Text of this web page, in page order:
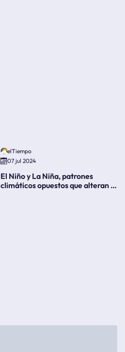
elTiempo
07 jul 2024
El Niño y La Niña, patrones
climáticos opuestos que alteran la